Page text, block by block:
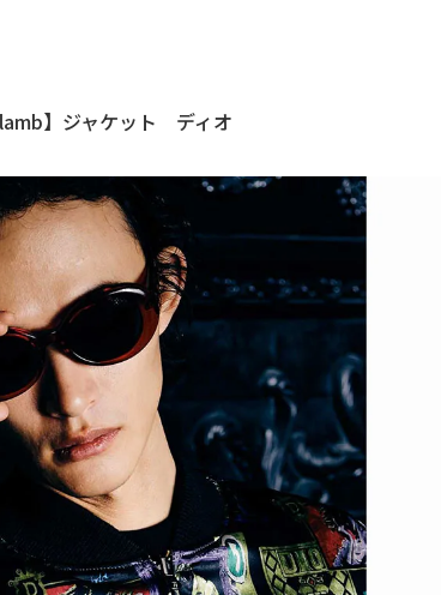
】ジャケット ディオ